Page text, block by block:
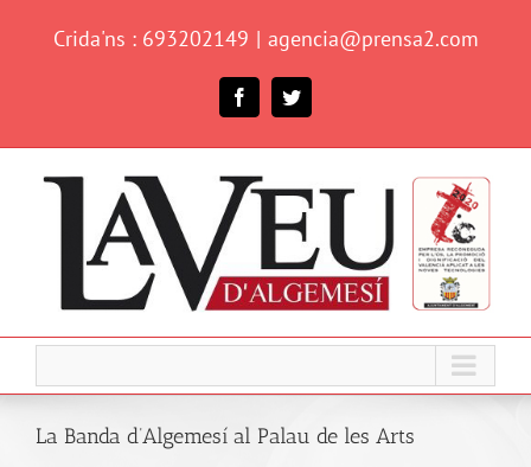
Crida'ns : 693202149 | agencia@prensa2.com
FacebookTwitter
La Banda d’Algemesí al Palau de les Arts